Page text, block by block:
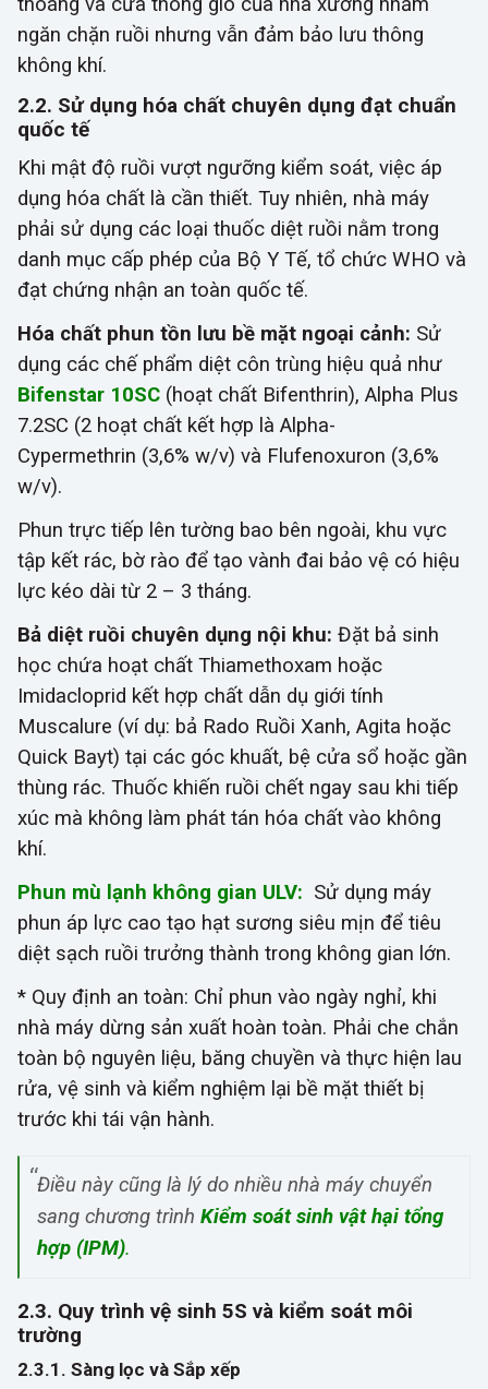
ngăn chặn ruồi nhưng vẫn đảm bảo lưu thông
không khí.
2.2. Sử dụng hóa chất chuyên dụng đạt chuẩn
quốc tế
Khi mật độ ruồi vượt ngưỡng kiểm soát, việc áp
dụng hóa chất là cần thiết. Tuy nhiên, nhà máy
phải sử dụng các loại thuốc diệt ruồi nằm trong
danh mục cấp phép của Bộ Y Tế, tổ chức WHO và
đạt chứng nhận an toàn quốc tế.
Hóa chất phun tồn lưu bề mặt ngoại cảnh: Sử
dụng các chế phẩm diệt côn trùng hiệu quả như
Bifenstar 10SC (hoạt chất Bifenthrin), Alpha Plus
7.2SC (2 hoạt chất kết hợp là Alpha-
Cypermethrin (3,6% w/v) và Flufenoxuron (3,6%
w/v).
Phun trực tiếp lên tường bao bên ngoài, khu vực
tập kết rác, bờ rào để tạo vành đai bảo vệ có hiệu
lực kéo dài từ 2 – 3 tháng.
Bả diệt ruồi chuyên dụng nội khu: Đặt bả sinh
học chứa hoạt chất Thiamethoxam hoặc
Imidacloprid kết hợp chất dẫn dụ giới tính
Muscalure (ví dụ: bả Rado Ruồi Xanh, Agita hoặc
Quick Bayt) tại các góc khuất, bệ cửa sổ hoặc gần
thùng rác. Thuốc khiến ruồi chết ngay sau khi tiếp
xúc mà không làm phát tán hóa chất vào không
khí.
Phun mù lạnh không gian ULV: Sử dụng máy
phun áp lực cao tạo hạt sương siêu mịn để tiêu
diệt sạch ruồi trưởng thành trong không gian lớn.
* Quy định an toàn: Chỉ phun vào ngày nghỉ, khi
nhà máy dừng sản xuất hoàn toàn. Phải che chắn
toàn bộ nguyên liệu, băng chuyền và thực hiện lau
rửa, vệ sinh và kiểm nghiệm lại bề mặt thiết bị
trước khi tái vận hành.
Điều này cũng là lý do nhiều nhà máy chuyển
sang chương trình Kiểm soát sinh vật hại tổng
hợp (IPM).
2.3. Quy trình vệ sinh 5S và kiểm soát môi
trường
2.3.1. Sàng lọc và Sắp xếp